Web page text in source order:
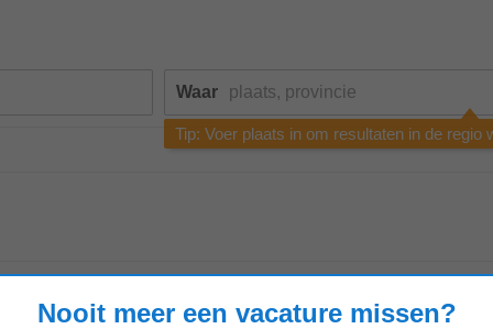
Waar
Tip: Voer plaats in om resultaten in de regio
Nooit meer een vacature missen?